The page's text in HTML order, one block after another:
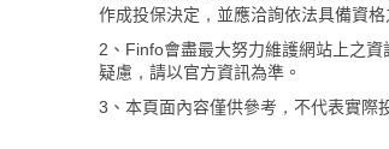
作成投保決定，並應洽詢依法具備資
2、Finfo會盡最大努力維護網站上之
疑慮，請以官方資訊為準。
3、本頁面內容僅供參考，不代表實際